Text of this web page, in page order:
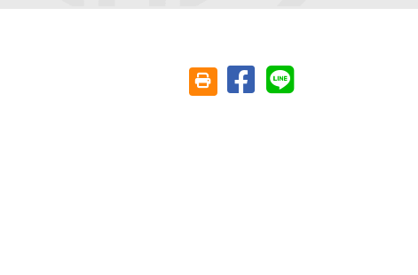
友善列印(另開視窗)
分享至臉書分享至 Line